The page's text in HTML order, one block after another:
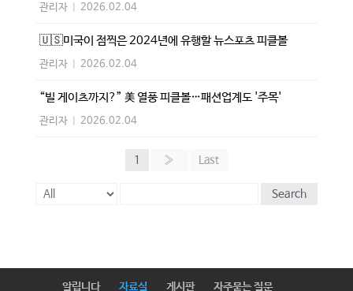
관리자 2026.02.04
🇺🇸미국이 점찍은 2024년에 유행할 뉴스포츠 피클볼
관리자 2026.02.04
“빌 게이츠까지?” 美 열풍 피클볼…패션업계도 '주목'
관리자 2026.02.04
1 » Last
Search
알립니다 자료실 게시판 자주묻는 질문